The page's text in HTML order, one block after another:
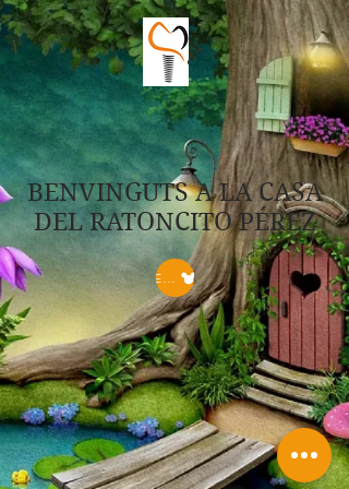
BENVINGUTS A LA CASA
DEL RATONCITO PÉREZ
ENTRAR